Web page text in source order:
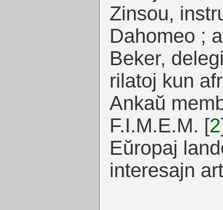
Zinsou,
Dahomeo ;
Beker,
rilatoj kun
Ankaŭ
F.I.M.E.M. [2
Eŭropaj
interesajn